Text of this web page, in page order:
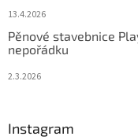
13.4.2026
Pěnové stavebnice
nepořádku
2.3.2026
Instagram